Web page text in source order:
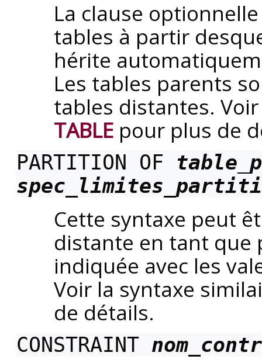
La clause
tables à partir
hérite
Les tables parents
tables distantes.
TABLE pour plus de
PARTITION OF
Cette syntaxe peut
distante en tant que
indiquée avec les
Voir la syntaxe
de détails.
CONSTRAINT